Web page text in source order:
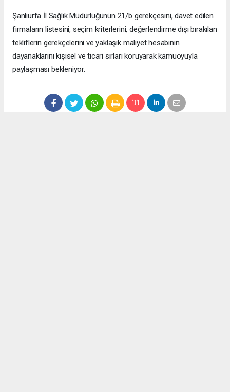
Şanlıurfa İl Sağlık Müdürlüğünün 21/b gerekçesini, davet edilen
firmaların listesini, seçim kriterlerini, değerlendirme dışı bırakılan
tekliflerin gerekçelerini ve yaklaşık maliyet hesabının
dayanaklarını kişisel ve ticari sırları koruyarak kamuoyuyla
paylaşması bekleniyor.